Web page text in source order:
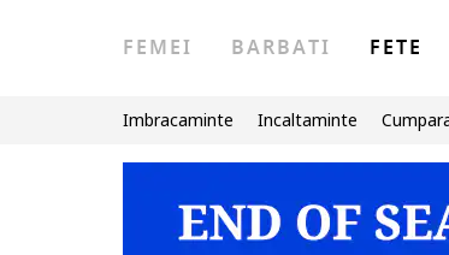
FEMEI BARBATI FETE
Imbracaminte Incaltaminte